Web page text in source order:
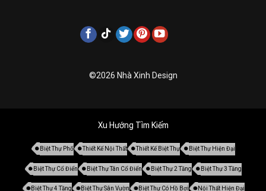
©2026 Nhà Xinh Design
Xu Hướng Tìm Kiếm
Biệt Thự Phố Thiết Kế Nội Thất Thiết Kế Biệt Thự Biệt Thự Hiện Đại
Biệt Thự Cổ Điển Biệt Thự Tân Cổ Điển Biệt Thự 2 Tầng Biệt Thự 3 Tầng
Biệt Thự 4 Tầng Biệt Thự Sân Vườn Biệt Thự Có Hồ Bơi Nội Thất Hiện Đại